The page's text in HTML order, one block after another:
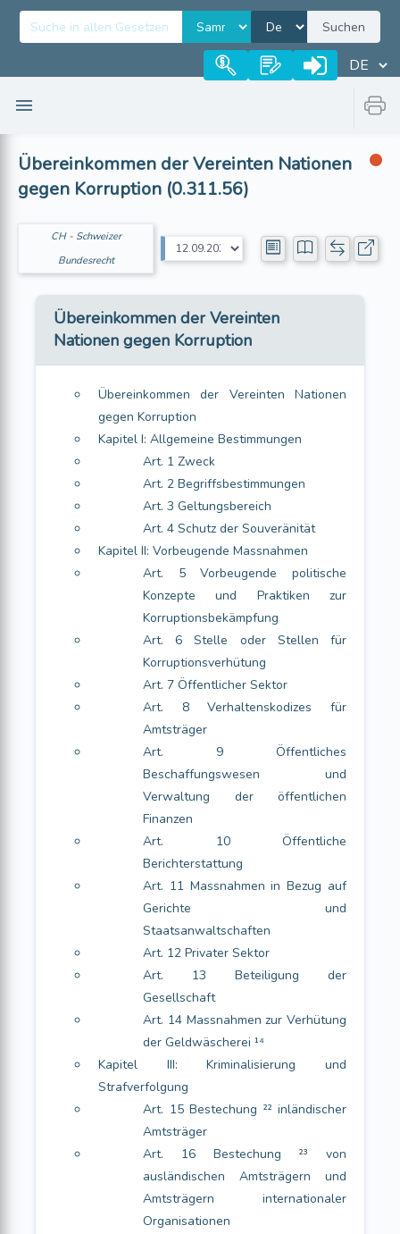
Suchen
Übereinkommen der Vereinten Nationen
gegen Korruption (0.311.56)
CH - Schweizer
Bundesrecht
Übereinkommen der Vereinten
Nationen gegen Korruption
Übereinkommen der Vereinten Nationen
gegen Korruption
Kapitel I: Allgemeine Bestimmungen
Art. 1 Zweck
Art. 2 Begriffsbestimmungen
Art. 3 Geltungsbereich
Art. 4 Schutz der Souveränität
Kapitel II: Vorbeugende Massnahmen
Art. 5 Vorbeugende politische
Konzepte und Praktiken zur
Korruptionsbekämpfung
Art. 6 Stelle oder Stellen für
Korruptionsverhütung
Art. 7 Öffentlicher Sektor
Art. 8 Verhaltenskodizes für
Amtsträger
Art. 9 Öffentliches
Beschaffungswesen und
Verwaltung der öffentlichen
Finanzen
Art. 10 Öffentliche
Berichterstattung
Art. 11 Massnahmen in Bezug auf
Gerichte und
Staatsanwaltschaften
Art. 12 Privater Sektor
Art. 13 Beteiligung der
Gesellschaft
Art. 14 Massnahmen zur Verhütung
der Geldwäscherei ¹⁴
Kapitel III: Kriminalisierung und
Strafverfolgung
Art. 15 Bestechung ²² inländischer
Amtsträger
Art. 16 Bestechung ²³ von
ausländischen Amtsträgern und
Amtsträgern internationaler
Organisationen